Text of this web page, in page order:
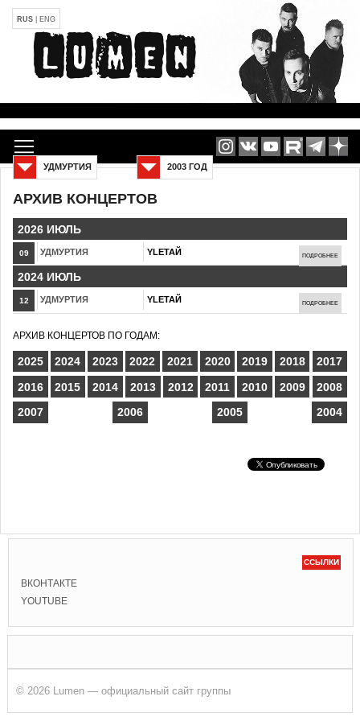
RUS ENG
АРХИВ КОНЦЕРТОВ
2003 ГОД
УДМУРТИЯ
2026 ИЮЛЬ
09 УДМУРТИЯ YLETAЙ ПОДРОБНЕЕ
2024 ИЮЛЬ
12 УДМУРТИЯ YLETAЙ ПОДРОБНЕЕ
АРХИВ КОНЦЕРТОВ ПО ГОДАМ:
2025 2024 2023 2022 2021 2020 2019 2018
2017
2016
2015 2014 2013 2012 2011 2010 2009
2008
2007
2006 2005 2004
ССЫЛКИ
ВКОНТАКТЕ
YOUTUBE
© 2026 Lumen — официальный сайт группы